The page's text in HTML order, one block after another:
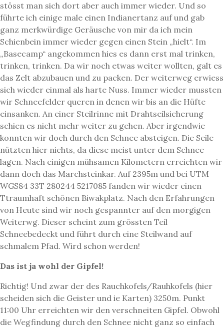
stösst man sich dort aber auch immer wieder. Und so
führte ich einige male einen Indianertanz auf und gab
ganz merkwürdige Geräusche von mir da ich mein
Schienbein immer wieder gegen einen Stein „hielt“. Im
„Basecamp“ angekommen hies es dann erst mal trinken,
trinken, trinken. Da wir noch etwas weiter wollten, galt es
das Zelt abzubauen und zu packen. Der weiterweg erwiess
sich wieder einmal als harte Nuss. Immer wieder mussten
wir Schneefelder queren in denen wir bis an die Hüfte
einsanken. An einer Steilrinne mit Drahtseilsicherung
schien es nicht mehr weiter zu gehen. Aber irgendwie
konnten wir doch durch den Schnee absteigen. Die Seile
nützten hier nichts, da diese meist unter dem Schnee
lagen. Nach einigen mühsamen Kilometern erreichten wir
dann doch das Marchsteinkar. Auf 2395m und bei UTM
WGS84 33T 280244 5217085 fanden wir wieder einen
Ttraumhaft schönen Biwakplatz. Nach den Erfahrungen
von Heute sind wir noch gespannter auf den morgigen
Weiterwg. Dieser scheint zum grössten Teil
Schneebedeckt und führt durch eine Steilwand auf
schmalem Pfad. Wird schon werden!
Das ist ja wohl der Gipfel!
Richtig! Und zwar der des Rauchkofels/Rauhkofels (hier
scheiden sich die Geister und ie Karten) 3250m. Punkt
11:00 Uhr erreichten wir den verschneiten Gipfel. Obwohl
die Wegfindung durch den Schnee nicht ganz so einfach